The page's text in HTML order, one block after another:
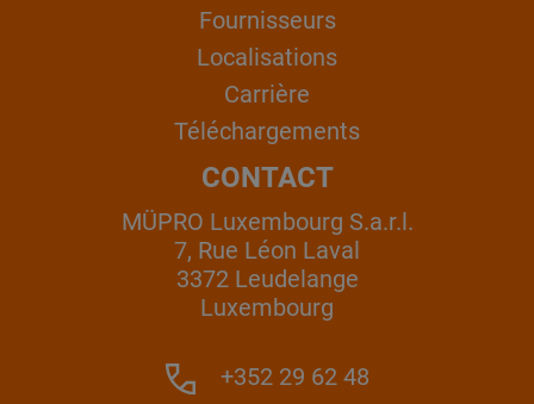
Fournisseurs
Localisations
Carrière
Téléchargements
CONTACT
MÜPRO Luxembourg S.a.r.l.
7, Rue Léon Laval
3372 Leudelange
Luxembourg
+352 29 62 48